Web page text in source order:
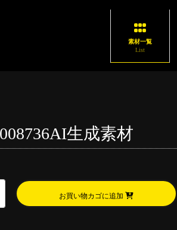
素材一覧
List
生成素材
お買い物カゴに追加